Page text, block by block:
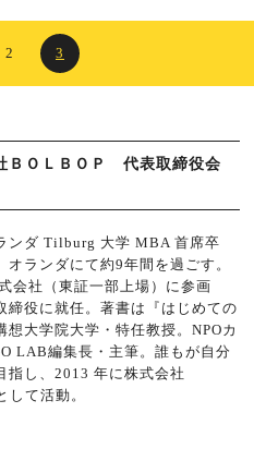
2 3
ＢＯＬＢＯＰ 代表取締役会
ンダ Tilburg 大学 MBA 首席卒
ランダにて約9年間を過ごす。
会社（東証一部上場）に参画
締役に就任。著書は『はじめての
大学院大学・特任教授。NPOカ
LAB編集長・主筆。誰もが自分
指し、2013 年に株式会社
して活動。